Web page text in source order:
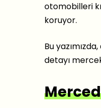
otomobilleri
koruyor.
Bu
detayı